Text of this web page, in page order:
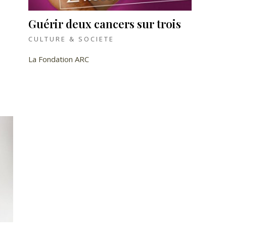
Guérir deux cancers sur trois
CULTURE & SOCIETE
La Fondation ARC